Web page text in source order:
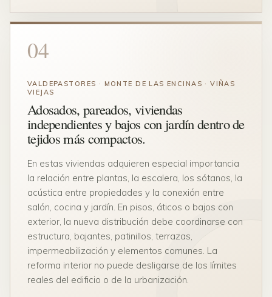
04
VALDEPASTORES · MONTE DE LAS ENCINAS · VIÑAS
VIEJAS
Adosados, pareados, viviendas
independientes y bajos con jardín dentro de
tejidos más compactos.
En estas viviendas adquieren especial importancia
la relación entre plantas, la escalera, los sótanos, la
acústica entre propiedades y la conexión entre
salón, cocina y jardín. En pisos, áticos o bajos con
exterior, la nueva distribución debe coordinarse con
estructura, bajantes, patinillos, terrazas,
impermeabilización y elementos comunes. La
reforma interior no puede desligarse de los límites
reales del edificio o de la urbanización.